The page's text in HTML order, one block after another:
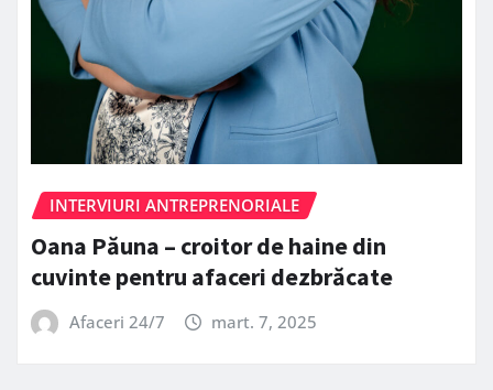
INTERVIURI ANTREPRENORIALE
Oana Păuna – croitor de haine din
cuvinte pentru afaceri dezbrăcate
Afaceri 24/7 mart. 7, 2025